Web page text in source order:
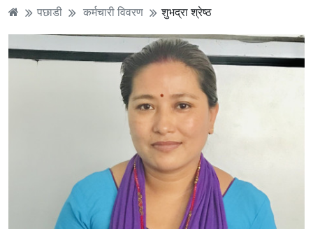
पछाडी कर्मचारी विवरण शुभद्रा श्रेष्ठ